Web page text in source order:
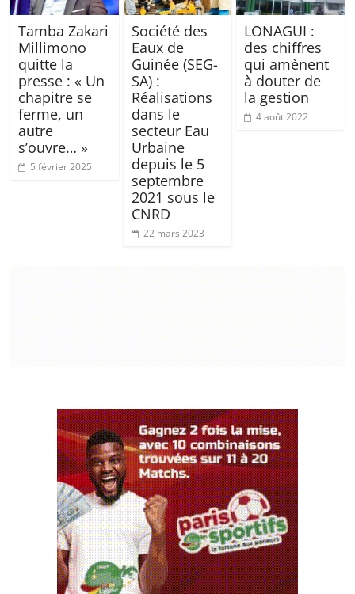
Tamba Zakari
Millimono
quitte la
presse : « Un
chapitre se
ferme, un
autre
s’ouvre… »
5 février 2025
Société des
Eaux de
Guinée (SEG-
SA) :
Réalisations
dans le
secteur Eau
Urbaine
depuis le 5
septembre
2021 sous le
CNRD
22 mars 2023
LONAGUI :
des chiffres
qui amènent
à douter de
la gestion
4 août 2022